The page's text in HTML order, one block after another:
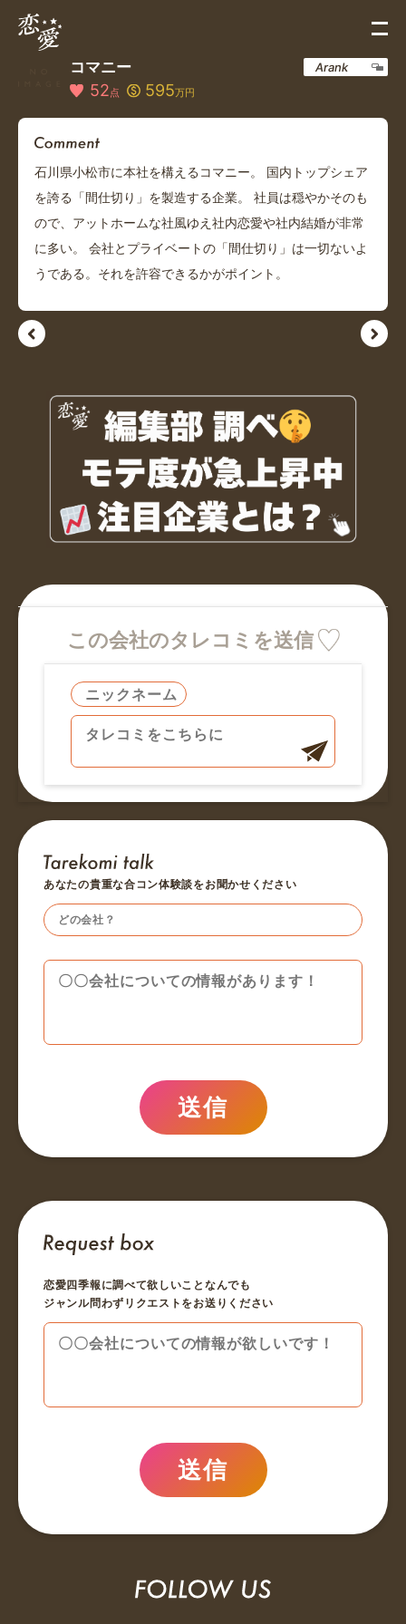
コマニー
52点 595万円
Arank
石川県小松市に本社を構えるコマニー。 国内トップシェア
を誇る「間仕切り」を製造する企業。 社員は穏やかそのも
ので、アットホームな社風ゆえ社内恋愛や社内結婚が非常
に多い。 会社とプライベートの「間仕切り」は一切ないよ
うである。それを許容できるかがポイント。
この会社のタレコミを送信
あなたの貴重な合コン体験談をお聞かせください
送信
恋愛四季報に調べて欲しいことなんでも
ジャンル問わずリクエストをお送りください
送信